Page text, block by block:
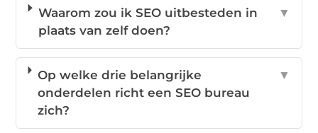
Waarom zou ik SEO uitbesteden in
plaats van zelf doen?
▼
Op welke drie belangrijke
onderdelen richt een SEO bureau
zich?
▼